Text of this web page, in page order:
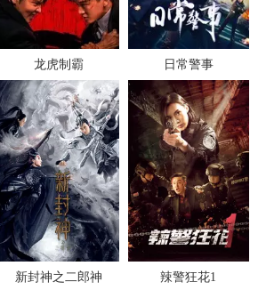
龙虎制霸 日常警事
新封神之二郎神 辣警狂花1